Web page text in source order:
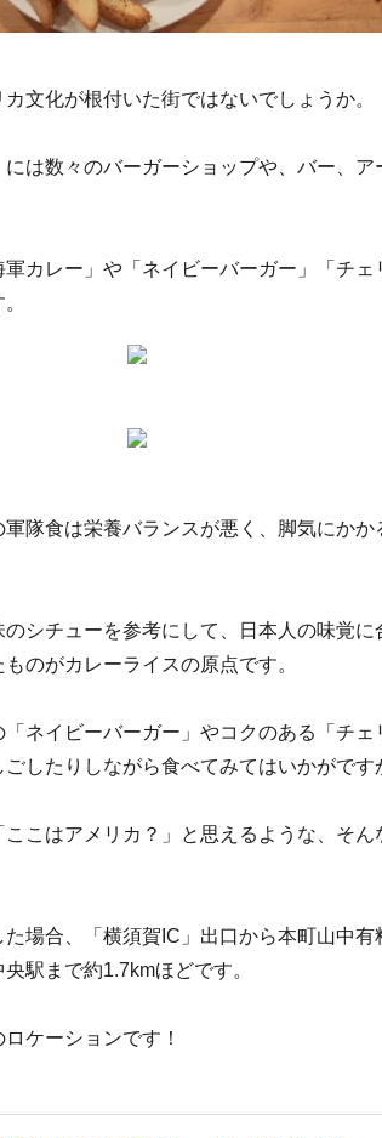
文化が根付いた街ではないでしょうか。
は数々のバーガーショップや、バー、
カレー」や「ネイビーバーガー」「チ
隊食は栄養バランスが悪く、脚気にか
シチューを参考にして、日本人の味覚
のがカレーライスの原点です。
ネイビーバーガー」やコクのある「チ
したりしながら食べてみてはいかがです
こはアメリカ？」と思えるような、そ
場合、「横須賀IC」出口から本町山中
駅まで約1.7kmほどです。
ケーションです！